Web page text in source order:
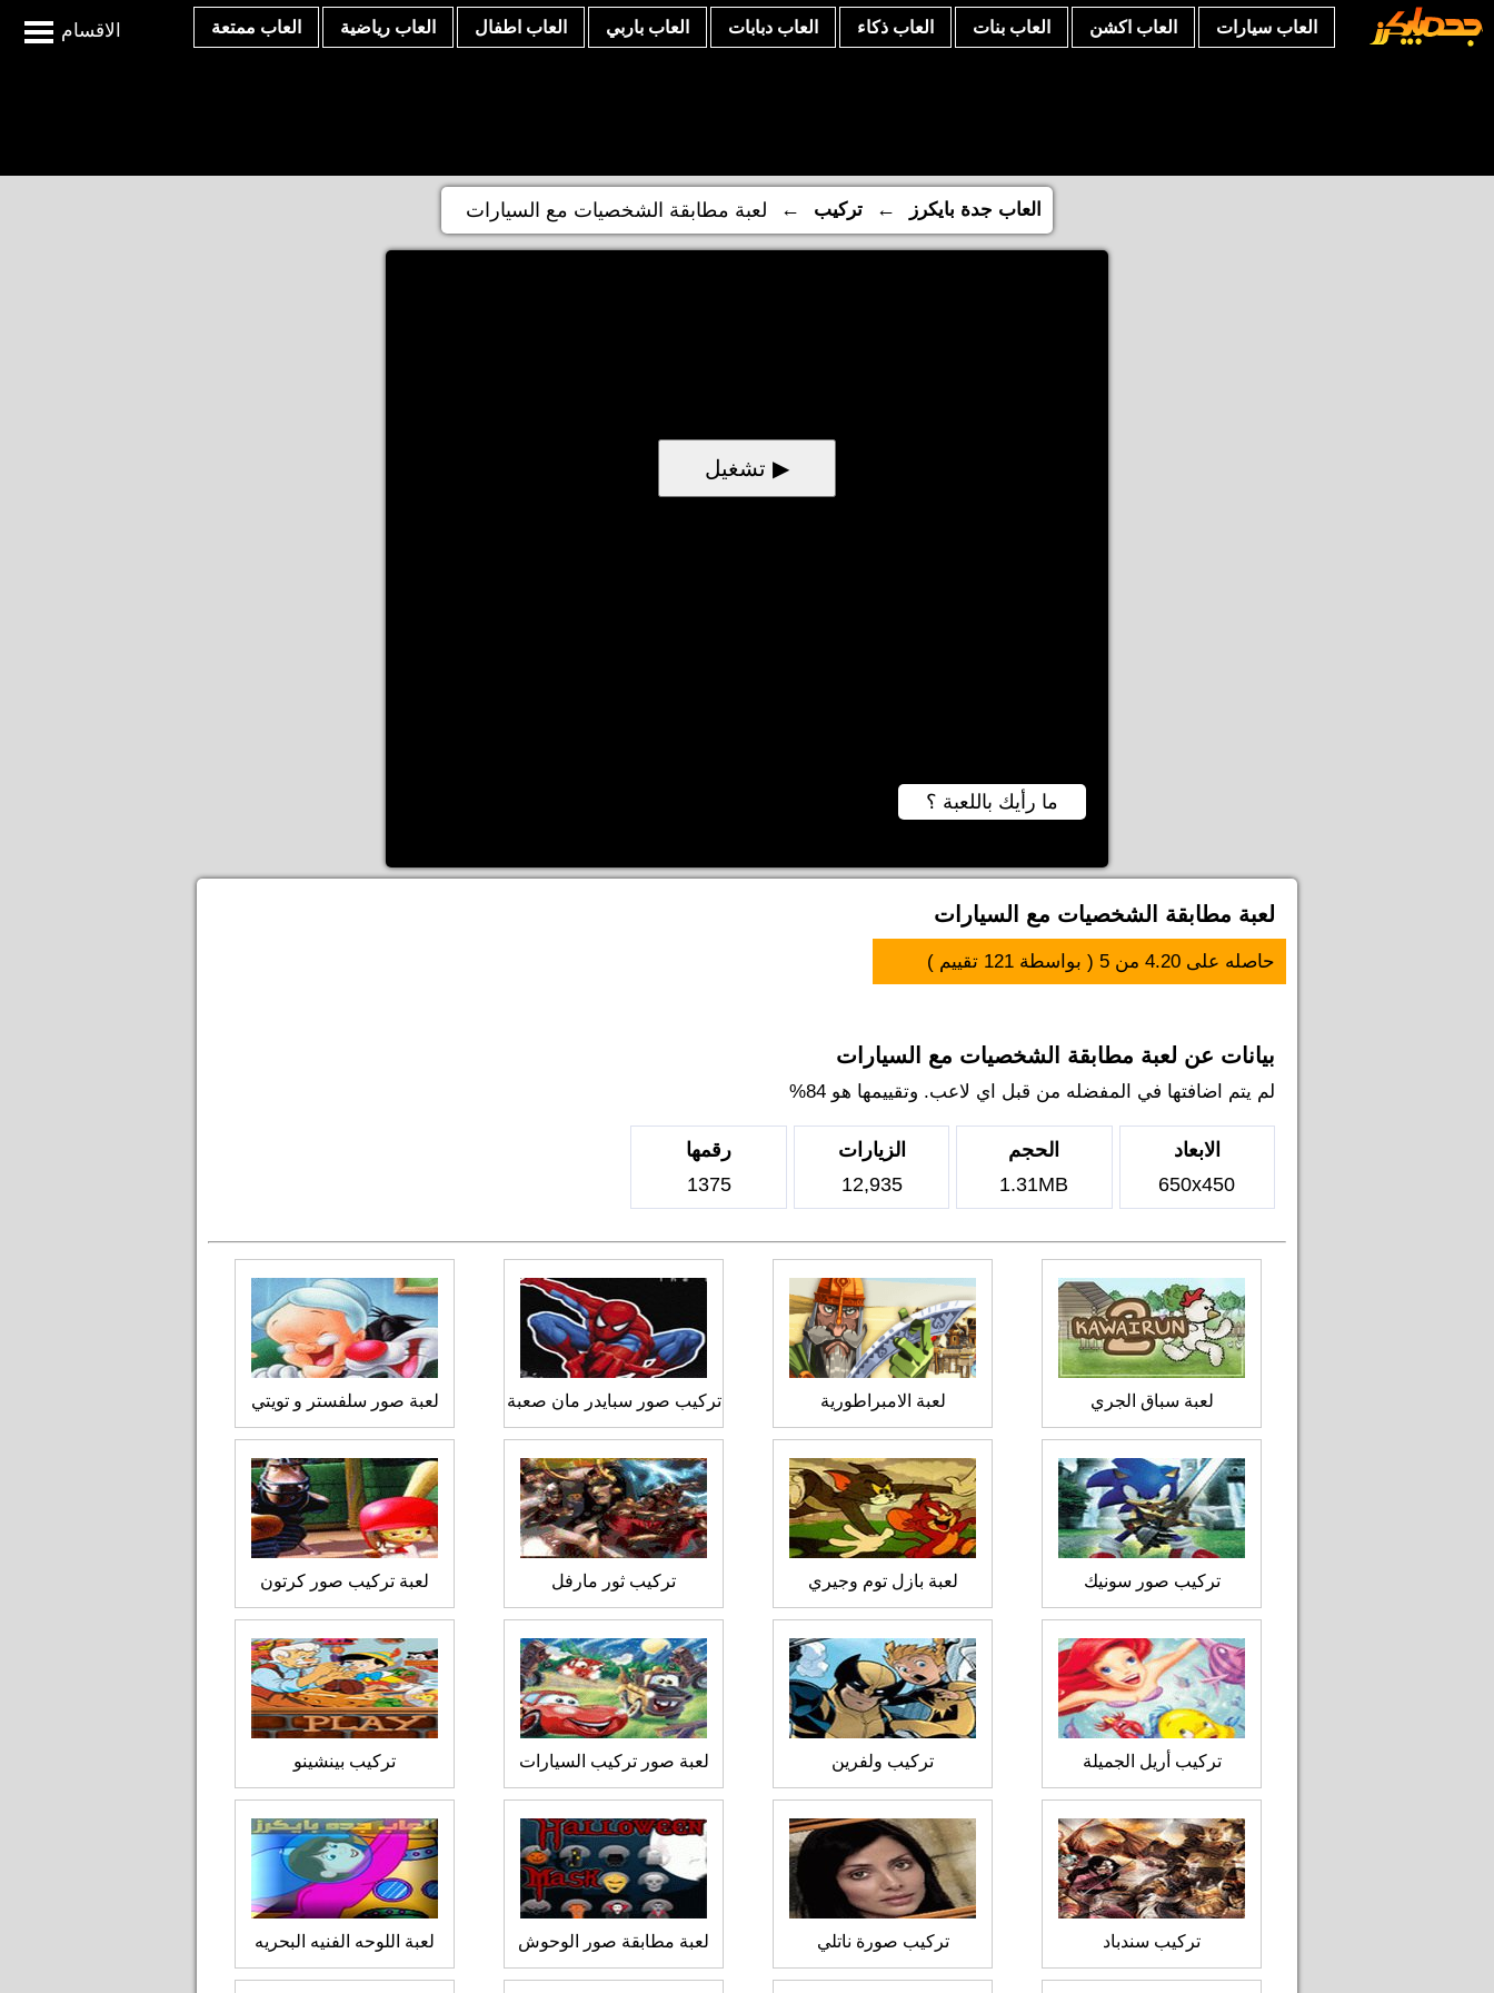
الاقسام العاب سيارات العاب اكشن العاب بنات العاب ذكاء العاب دبابات العاب باربي العاب اطفال العاب رياضية العاب ممتعة
العاب جدة بايكرز ← تركيب ← لعبة مطابقة الشخصيات مع السيارات
▶ تشغيل
ما رأيك باللعبة ؟
لعبة مطابقة الشخصيات مع السيارات
حاصله على 4.20 من 5 ( بواسطة 121 تقييم )
بيانات عن لعبة مطابقة الشخصيات مع السيارات
لم يتم اضافتها في المفضله من قبل اي لاعب. وتقييمها هو 84%
الابعاد
650x450
الحجم
1.31MB
الزيارات
12,935
رقمها
1375
لعبة سباق الجري لعبة الامبراطورية تركيب صور سبايدر مان صعبة لعبة صور سلفستر و تويتي
تركيب صور سونيك لعبة بازل توم وجيري تركيب ثور مارفل لعبة تركيب صور كرتون
تركيب أريل الجميلة تركيب ولفرين لعبة صور تركيب السيارات تركيب بينشينو
تركيب سندباد تركيب صورة ناتلي لعبة مطابقة صور الوحوش لعبة اللوحه الفنيه البحريه